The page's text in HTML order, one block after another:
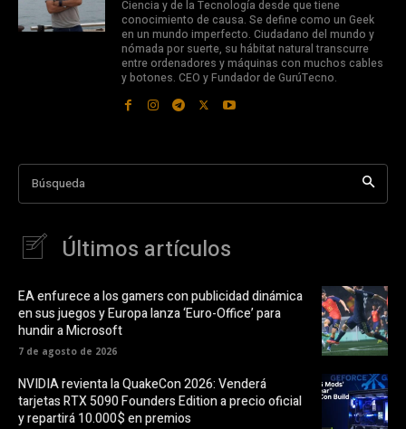
Ciencia y de la Tecnología desde que tiene
conocimiento de causa. Se define como un Geek
en un mundo imperfecto. Ciudadano del mundo y
nómada por suerte, su hábitat natural transcurre
entre ordenadores y máquinas con muchos cables
y botones. CEO y Fundador de GurúTecno.
Búsqueda
Últimos artículos
EA enfurece a los gamers con publicidad dinámica
en sus juegos y Europa lanza ‘Euro-Office’ para
hundir a Microsoft
7 de agosto de 2026
NVIDIA revienta la QuakeCon 2026: Venderá
tarjetas RTX 5090 Founders Edition a precio oficial
y repartirá 10.000$ en premios